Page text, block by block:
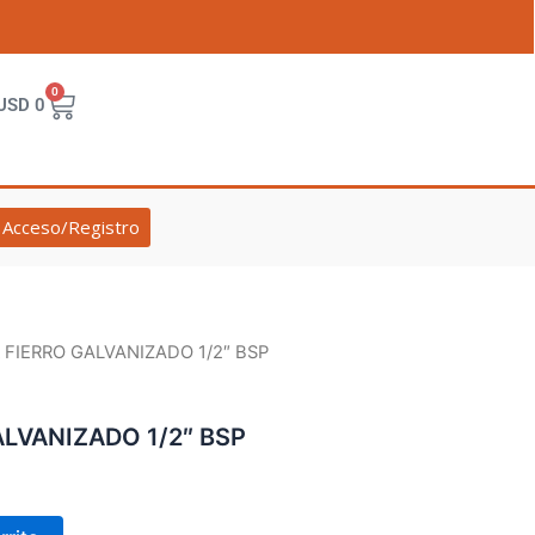
0
0
Cart
Acceso/Registro
GALVANIZADO 1/2″ BSP
1/2″ BSP